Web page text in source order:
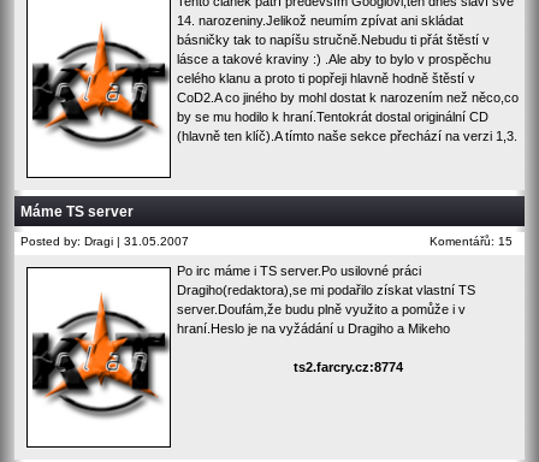
14. narozeniny.Jelikož neumím zpívat ani skládat
básničky tak to napíšu stručně.Nebudu ti přát štěstí v
lásce a takové kraviny :) .Ale aby to bylo v prospěchu
celého klanu a proto ti popřeji hlavně hodně štěstí v
CoD2.A co jiného by mohl dostat k narozením než něco,co
by se mu hodilo k hraní.Tentokrát dostal originální CD
(hlavně ten klíč).A tímto naše sekce přechází na verzi 1,3.
Máme TS server
Posted by: Dragi | 31.05.2007 Komentářů: 15
Po irc máme i TS server.Po usilovné práci
Dragiho(redaktora),se mi podařilo získat vlastní TS
server.Doufám,že budu plně využito a pomůže i v
hraní.Heslo je na vyžádání u Dragiho a Mikeho
ts2.farcry.cz:8774